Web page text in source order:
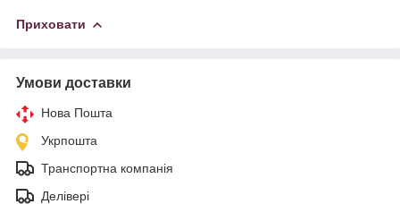
Приховати
Умови доставки
Нова Пошта
Укрпошта
Транспортна компанія
Делівері